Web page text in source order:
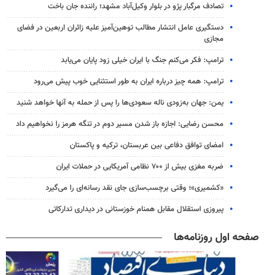
تصادف مرگبار پژو در بلوار وکیل‌آباد مشهد؛ راننده جان باخت
دستگیری عامل انتشار مطالب توهین‌آمیز علیه زائران اربعین در فضای
مجازی
ترامپ: فکر می‌کنم جنگ با ایران خیلی زود پایان می‌یابد
ترامپ: همه چیز درباره ایران به طور استثنایی خوب پیش می‌رود
یمن: جهان به‌زودی ناله سعودی‌ها را پس از حمله به آنها خواهد شنید
محسن رضایی: اجازه باز شدن مسیر دوم در تنگه هرمز را نخواهیم داد
امضای توافق دفاعی بین عربستان، ترکیه و پاکستان
ضربه مغزی بیش از ۷۰۰ نظامی آمریکایی در حملات ایران
«کشمیری»؛ وقتی برچسب‌سازی جای نقد رسانه‌ای را می‌گیرد
پیروزی استقلال مقابل همنام خوزستانی در دیداری تدارکاتی
صفحه اول روزنامه‌ها